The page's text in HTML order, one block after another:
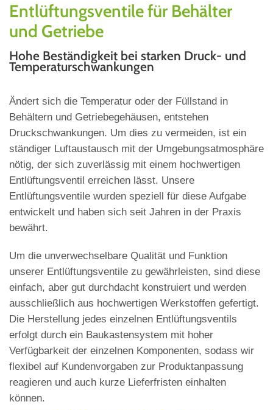
Entlüftungsventile für Behälter
und Getriebe
Hohe Beständigkeit bei starken Druck- und
Temperaturschwankungen
Ändert sich die Temperatur oder der Füllstand in
Behältern und Getriebegehäusen, entstehen
Druckschwankungen. Um dies zu vermeiden, ist ein
ständiger Luftaustausch mit der Umgebungsatmosphäre
nötig, der sich zuverlässig mit einem hochwertigen
Entlüftungsventil erreichen lässt. Unsere
Entlüftungsventile wurden speziell für diese Aufgabe
entwickelt und haben sich seit Jahren in der Praxis
bewährt.
Um die unverwechselbare Qualität und Funktion
unserer Entlüftungsventile zu gewährleisten, sind diese
einfach, aber gut durchdacht konstruiert und werden
ausschließlich aus hochwertigen Werkstoffen gefertigt.
Die Herstellung jedes einzelnen Entlüftungsventils
erfolgt durch ein Baukastensystem mit hoher
Verfügbarkeit der einzelnen Komponenten, sodass wir
flexibel auf Kundenvorgaben zur Produktanpassung
reagieren und auch kurze Lieferfristen einhalten
können.